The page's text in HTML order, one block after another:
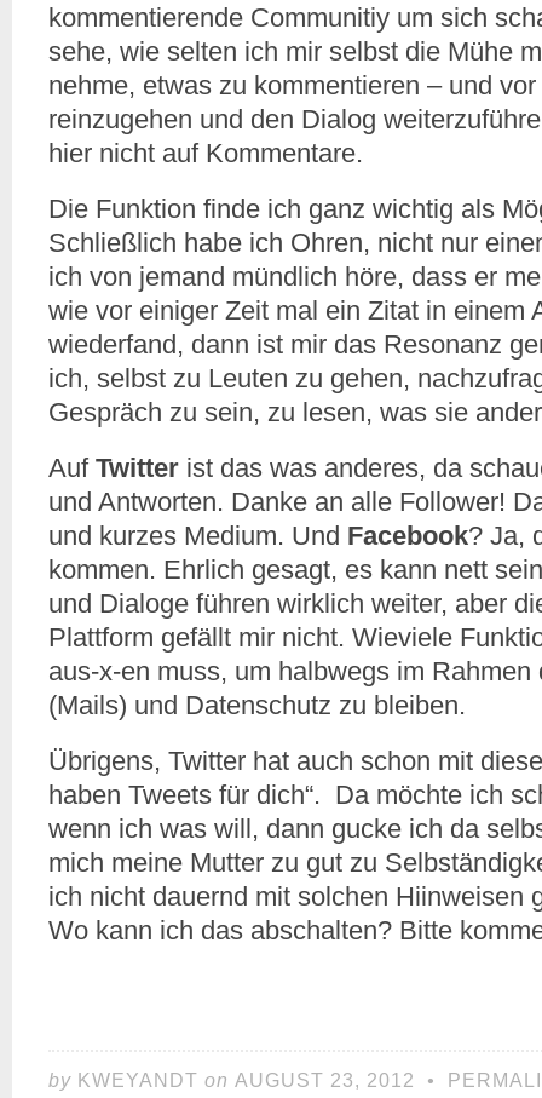
kommentierende Communitiy um sich
sehe, wie selten ich mir selbst die Mühe
nehme, etwas zu kommentieren – und
reinzugehen und den Dialog
hier nicht auf Kommentare.
Die Funktion finde ich ganz wichtig als
Schließlich habe ich Ohren, nicht nur
ich von jemand mündlich höre, dass er
wie vor einiger Zeit mal ein Zitat in einem
wiederfand, dann ist mir das Resonanz
ich, selbst zu Leuten zu gehen,
Gespräch zu sein, zu lesen, was sie
Auf Twitter ist das was anderes, da
und Antworten. Danke an alle Follower!
und kurzes Medium. Und Facebook? Ja,
kommen. Ehrlich gesagt, es kann nett
und Dialoge führen wirklich weiter, aber
Plattform gefällt mir nicht. Wieviele
aus-x-en muss, um halbwegs im Rahmen
(Mails) und Datenschutz zu bleiben.
Übrigens, Twitter hat auch schon mit
haben Tweets für dich“. Da möchte ich
wenn ich was will, dann gucke ich da
mich meine Mutter zu gut zu
ich nicht dauernd mit solchen Hiinweisen
Wo kann ich das abschalten? Bitte
by KWEYANDT on AUGUST 23, 2012 •